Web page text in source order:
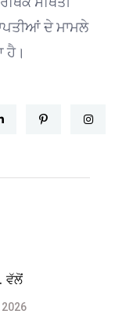
ਦੇ ਮਾਮਲੇ
ਹੈ।
ਵੱਲੋਂ